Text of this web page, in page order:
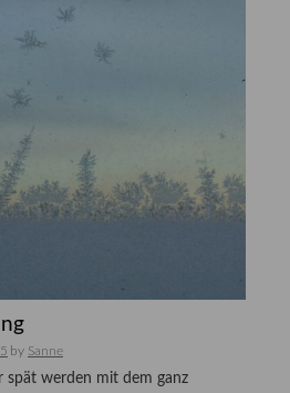
by Sanne
spät werden mit dem ganz